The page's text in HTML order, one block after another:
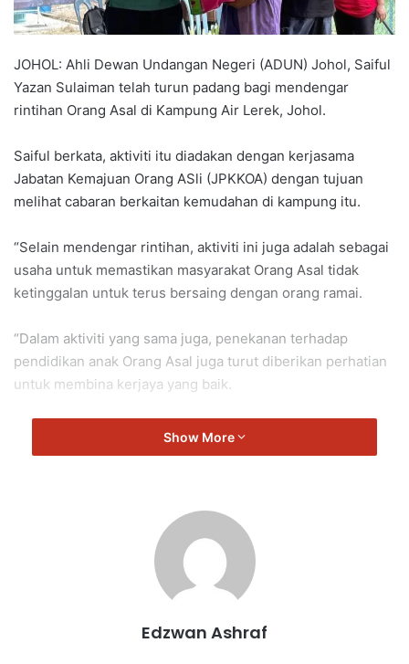
JOHOL: Ahli Dewan Undangan Negeri (ADUN) Johol, Saiful
Yazan Sulaiman telah turun padang bagi mendengar
rintihan Orang Asal di Kampung Air Lerek, Johol.
Saiful berkata, aktiviti itu diadakan dengan kerjasama
Jabatan Kemajuan Orang ASli (JPKKOA) dengan tujuan
melihat cabaran berkaitan kemudahan di kampung itu.
“Selain mendengar rintihan, aktiviti ini juga adalah sebagai
usaha untuk memastikan masyarakat Orang Asal tidak
ketinggalan untuk terus bersaing dengan orang ramai.
“Dalam aktiviti yang sama juga, penekanan terhadap
pendidikan anak Orang Asal juga turut diberikan perhatian
untuk membina kerjaya yang baik.
“Oleh itu, saya berharap agar lebih ramai anak-anak Orang
Asal ini terus bersemangat mencapai kemajuan dan
Johol Saiful Yazan
Show More
Edzwan Ashraf